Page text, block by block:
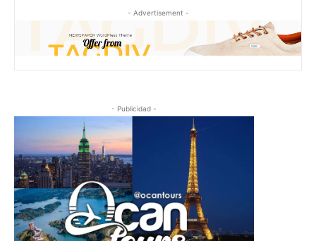
- Advertisement -
- Publicidad -